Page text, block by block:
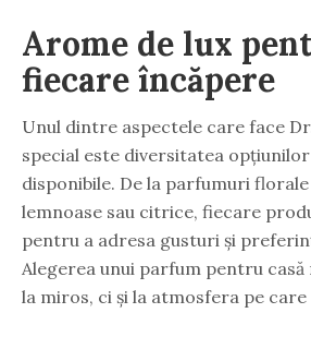
Arome de lux
fiecare încăpere
Unul dintre aspectele care face
special este diversitatea
disponibile. De la parfumuri
lemnoase sau citrice, fiecare
pentru a adresa gusturi și
Alegerea unui parfum pentru casă
la miros, ci și la atmosfera pe care